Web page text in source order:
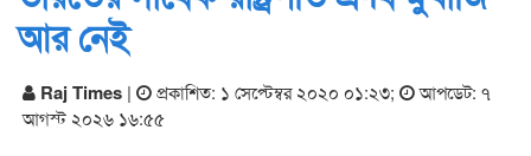
আর নেই
Raj Times | প্রকাশিত: ১ সেপ্টেম্বর ২০২০ ০১:২৩;
আপডেট: ৭
আগস্ট ২০২৬ ১৬:৫৫